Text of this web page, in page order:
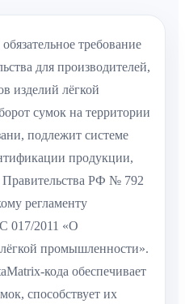
требование
для производителей,
изделий лёгкой
сумок на территории
подлежит системе
продукции,
Правительства РФ № 792
регламенту
017/2011 «О
промышленности».
кода обеспечивает
способствует их